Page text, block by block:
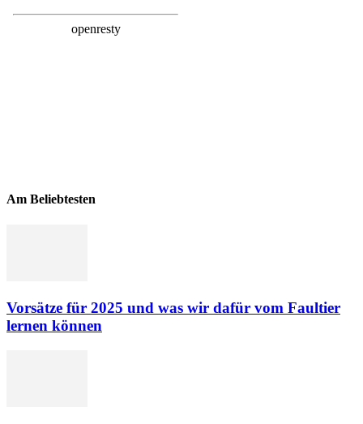
Am Beliebtesten
Vorsätze für 2025 und was wir dafür vom Faultier
lernen können